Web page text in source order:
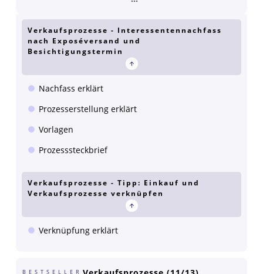
Verkaufsprozesse - Interessentennachfass
nach Exposéversand und
Besichtigungstermin
Nachfass erklärt
Prozesserstellung erklärt
Vorlagen
Prozesssteckbrief
Verkaufsprozesse - Tipp: Einkauf und
Verkaufsprozesse verknüpfen
Verknüpfung erklärt
BESTSELLER